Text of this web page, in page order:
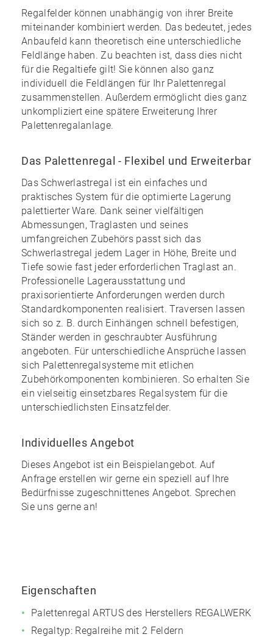
Regalfelder können unabhängig von ihrer Breite
miteinander kombiniert werden. Das bedeutet, jedes
Anbaufeld kann theoretisch eine unterschiedliche
Feldlänge haben. Zu beachten ist, dass dies nicht
für die Regaltiefe gilt! Sie können also ganz
individuell die Feldlängen für Ihr Palettenregal
zusammenstellen. Außerdem ermöglicht dies ganz
unkompliziert eine spätere Erweiterung Ihrer
Palettenregalanlage.
Das Palettenregal - Flexibel und Erweiterbar
Das Schwerlastregal ist ein einfaches und
praktisches System für die optimierte Lagerung
palettierter Ware. Dank seiner vielfältigen
Abmessungen, Traglasten und seines
umfangreichen Zubehörs passt sich das
Schwerlastregal jedem Lager in Höhe, Breite und
Tiefe sowie fast jeder erforderlichen Traglast an.
Professionelle Lagerausstattung und
praxisorientierte Anforderungen werden durch
Standardkomponenten realisiert. Traversen lassen
sich so z. B. durch Einhängen schnell befestigen,
Ständer werden in geschraubter Ausführung
angeboten. Für unterschiedliche Ansprüche lassen
sich Palettenregalsysteme mit etlichen
Zubehörkomponenten kombinieren. So erhalten Sie
einvielseitig einsetzbares Regalsystem für die
unterschiedlichsten Einsatzfelder.
Individuelles Angebot
Dieses Angebot ist ein Beispielangebot. Auf
Anfrage erstellen wir gerne ein speziell auf Ihre
Bedürfnisse zugeschnittenes Angebot. Sprechen
Sie uns gerne an!
Eigenschaften
Palettenregal ARTUS des Herstellers REGALWERK
Regaltyp: Regalreihe mit 2 Feldern